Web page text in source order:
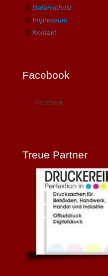
Datenschutz
Impressum
Kontakt
Facebook
Facebook
Treue Partner